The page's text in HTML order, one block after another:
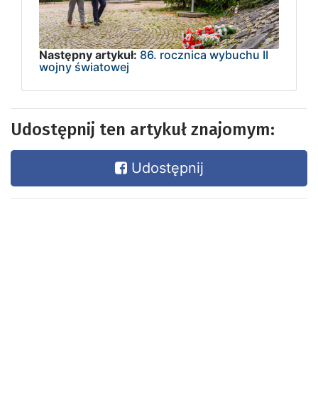
Następny artykuł: 86. rocznica wybuchu II
wojny światowej
Udostępnij ten artykuł znajomym:
Udostępnij